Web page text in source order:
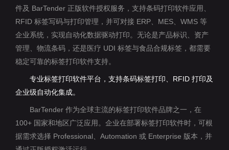
件及 BarTender 正版软件授权服务，支持条码打印软件应用、
RFID 标签写码与打印管理，并可对接 ERP、MES、WMS 等
企业系统，实现自动化数据驱动打印。无论是产品标识、资产
管理、物流条码，还是医疗 UDI 标签与食品合规标签，都需要
稳定可靠的标签打印软件支持。
专业标签打印软件平台，支持条码标签打印、RFID 打印及
企业级自动化集成。
BarTender 作为全球主流的标签打印软件品牌之一，在
100+ 国家和地区广泛应用。企业在部署标签打印软件时，可根
据需求选择 Professional、Automation 或 Enterprise 版本，并